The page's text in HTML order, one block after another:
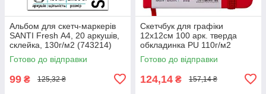
Альбом для скетч-маркерів
SANTI Fresh А4, 20 аркушів,
склейка, 130г/м2 (743214)
Готово до відправки
99 ₴ 125,32 ₴
Скетчбук для графіки
12х12см 100 арк. тверда
обкладинка PU 110г/м2
червоний Santi (743189)
Готово до відправки
124,14 ₴ 157,14 ₴